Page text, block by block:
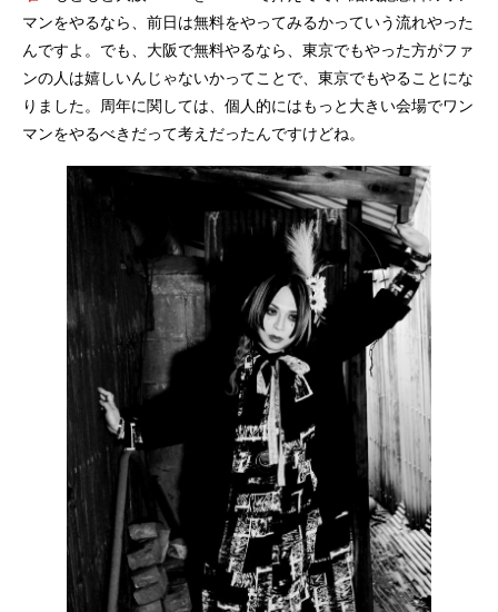
マンをやるなら、前日は無料をやってみるかっていう流れやった
んですよ。でも、大阪で無料やるなら、東京でもやった方がファ
ンの人は嬉しいんじゃないかってことで、東京でもやることにな
りました。周年に関しては、個人的にはもっと大きい会場でワン
マンをやるべきだって考えだったんですけどね。